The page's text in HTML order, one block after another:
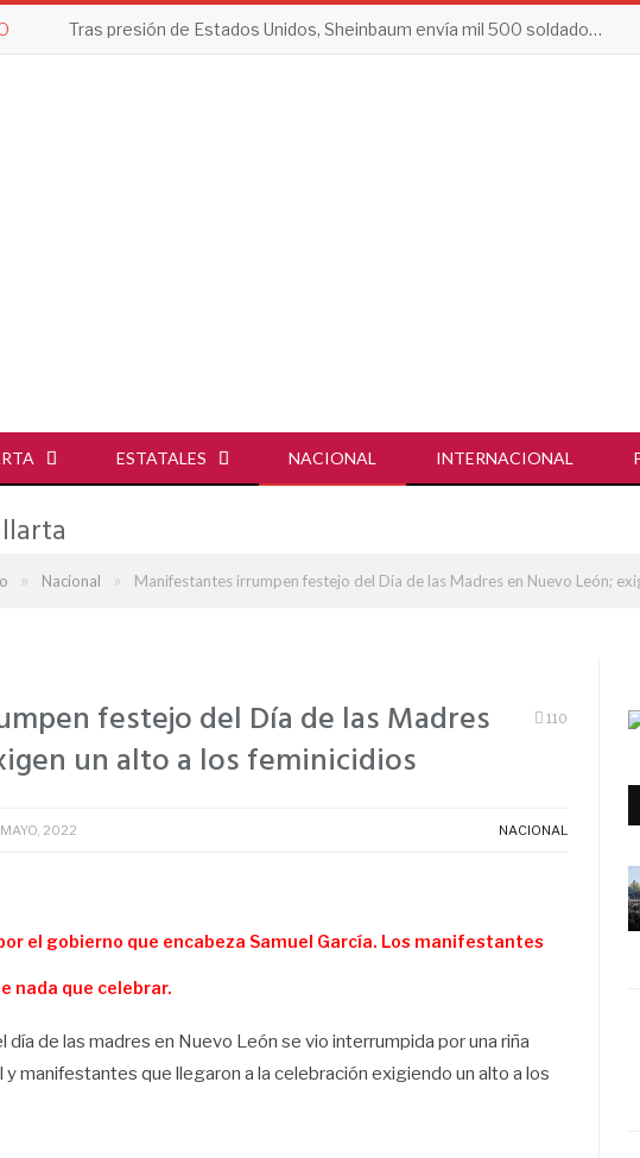
Tras presión de Estados Unidos, Sheinbaum envía mil 500 soldados a Michoacán
ESTATALES NACIONAL INTERNACIONAL
» Nacional » Manifestantes irrumpen festejo del Día de las Madres en Nuevo León;
festejo del Día de las Madres
un alto a los feminicidios
110
2022 NACIONAL
el gobierno que encabeza Samuel García. Los manifestantes
nada que celebrar.
de las madres en Nuevo León se vio interrumpida por una riña
manifestantes que llegaron a la celebración exigiendo un alto a los